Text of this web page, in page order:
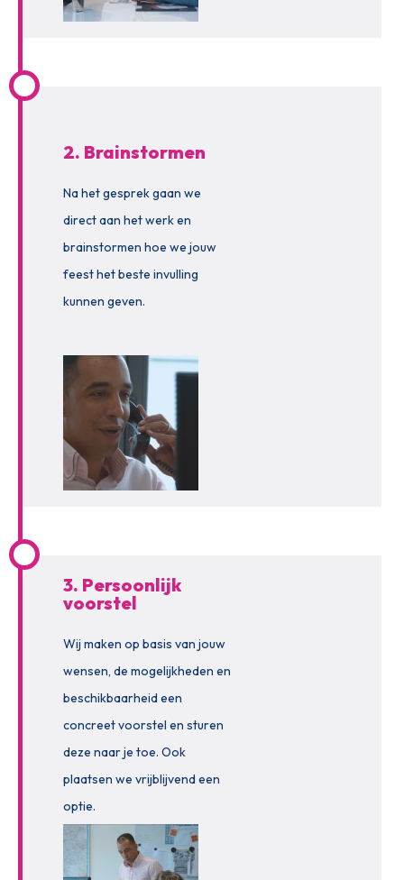
2. Brainstormen
Na het gesprek gaan we
direct aan het werk en
brainstormen hoe we jouw
feest het beste invulling
kunnen geven.
3. Persoonlijk
voorstel
Wij maken op basis van jouw
wensen, de mogelijkheden en
beschikbaarheid een
concreet voorstel en sturen
deze naar je toe. Ook
plaatsen we vrijblijvend een
optie.